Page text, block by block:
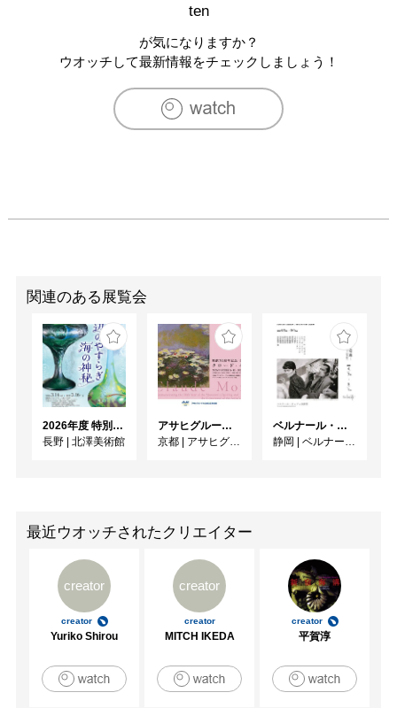
ten
が気になりますか？
ウオッチして最新情報をチェックしましょう！
関連のある展覧会
2026年度 特別展「ガレとドーム、アール･ヌーヴォーのガラス 水辺のやすらぎ、海の神秘」
長野 | 北澤美術館
アサヒグループ大山崎山荘美術館 開館30周年記念展「没後100年 クロード・モネ」
京都 | アサヒグループ大山崎山荘美術館
ベルナール・ビュフェと写真 ーカメラがとらえたビュフェとその時代、そして21 世紀へ
静岡 | ベルナール・ビュフェ美術館
最近ウオッチされたクリエイター
creator
creator
Yuriko Shirou
creator
creator
MITCH IKEDA
creator
平賀淳